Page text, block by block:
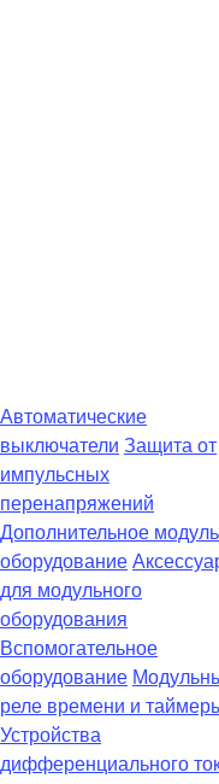
Автоматические
выключатели Защита от
импульсных
перенапряжений
Дополнительное
оборудование
для модульного
оборудования
Вспомогательное
оборудование
реле времени и
Устройства
дифференциального